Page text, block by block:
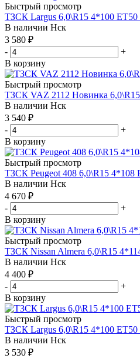
Быстрый просмотр
ТЗСК Largus 6,0\R15 4*100 ET50
В наличии Нск
3 580 ₽
-
+
В корзину
Быстрый просмотр
ТЗСК VAZ 2112 Новинка
В наличии Нск
3 540 ₽
-
+
В корзину
Быстрый просмотр
ТЗСК Peugeot 408 6,0\R15 4*108
В наличии Нск
4 670 ₽
-
+
В корзину
Быстрый просмотр
ТЗСК Nissan Almera 6,0\R15
В наличии Нск
4 400 ₽
-
+
В корзину
Быстрый просмотр
ТЗСК Largus 6,0\R15 4*100 ET50
В наличии Нск
3 530 ₽